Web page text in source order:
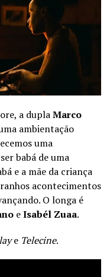
a duplaMarco
ambientação
uma
babá de uma
e a mãe da criança
acontecimentos
O longa é
eIsabél Zuaa.
e Telecine.